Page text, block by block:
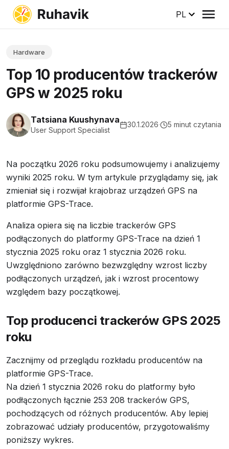
PL
Hardware
Top 10 producentów trackerów
GPS w 2025 roku
Tatsiana Kuushynava
User Support Specialist
30.1.2026· 5 minut czytania
Na początku 2026 roku podsumowujemy i analizujemy
wyniki 2025 roku. W tym artykule przyglądamy się, jak
zmieniał się i rozwijał krajobraz urządzeń GPS na
platformie GPS-Trace.
Analiza opiera się na liczbie trackerów GPS
podłączonych do platformy GPS-Trace na dzień 1
stycznia 2025 roku oraz 1 stycznia 2026 roku.
Uwzględniono zarówno bezwzględny wzrost liczby
podłączonych urządzeń, jak i wzrost procentowy
względem bazy początkowej.
Top producenci trackerów GPS 2025
roku
Zacznijmy od przeglądu rozkładu producentów na
platformie GPS-Trace.
Na dzień 1 stycznia 2026 roku do platformy było
podłączonych łącznie 253 208 trackerów GPS,
pochodzących od różnych producentów. Aby lepiej
zobrazować udziały producentów, przygotowaliśmy
poniższy wykres.